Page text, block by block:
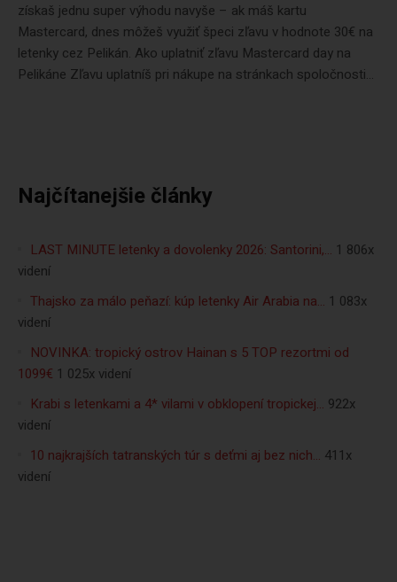
získaš jednu super výhodu navyše – ak máš kartu
Mastercard, dnes môžeš využiť špeci zľavu v hodnote 30€ na
letenky cez Pelikán. Ako uplatniť zľavu Mastercard day na
Pelikáne Zľavu uplatníš pri nákupe na stránkach spoločnosti...
Najčítanejšie články
LAST MINUTE letenky a dovolenky 2026: Santorini,… 1 806x
videní
Thajsko za málo peňazí: kúp letenky Air Arabia na… 1 083x
videní
NOVINKA: tropický ostrov Hainan s 5 TOP rezortmi od
1099€ 1 025x videní
Krabi s letenkami a 4* vilami v obklopení tropickej… 922x
videní
10 najkrajších tatranských túr s deťmi aj bez nich… 411x
videní